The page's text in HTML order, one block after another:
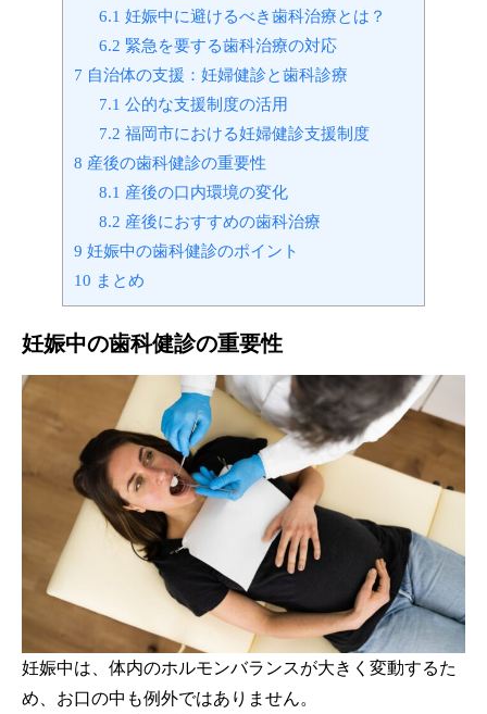
6.1 妊娠中に避けるべき歯科治療とは？
6.2 緊急を要する歯科治療の対応
7 自治体の支援：妊婦健診と歯科診療
7.1 公的な支援制度の活用
7.2 福岡市における妊婦健診支援制度
8 産後の歯科健診の重要性
8.1 産後の口内環境の変化
8.2 産後におすすめの歯科治療
9 妊娠中の歯科健診のポイント
10 まとめ
妊娠中の歯科健診の重要性
妊娠中は、体内のホルモンバランスが大きく変動するた
め、お口の中も例外ではありません。